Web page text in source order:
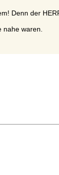
Denn der
waren.